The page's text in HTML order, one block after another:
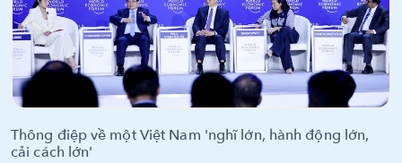
Thông điệp về một Việt Nam 'nghĩ lớn, hành động lớn,
cải cách lớn'